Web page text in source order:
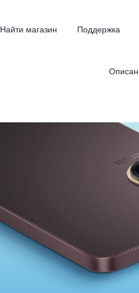
Найти магазин Поддержка